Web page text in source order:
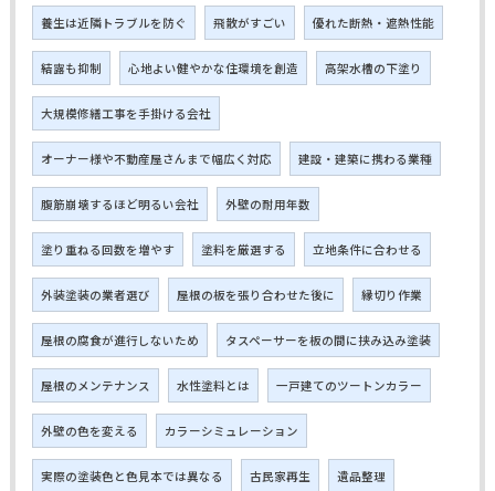
養生は近隣トラブルを防ぐ 飛散がすごい 優れた断熱・遮熱性能
結露も抑制 心地よい健やかな住環境を創造 高架水槽の下塗り
大規模修繕工事を手掛ける会社
オーナー様や不動産屋さんまで幅広く対応 建設・建築に携わる業種
腹筋崩壊するほど明るい会社 外壁の耐用年数
塗り重ねる回数を増やす 塗料を厳選する 立地条件に合わせる
外装塗装の業者選び 屋根の板を張り合わせた後に 縁切り作業
屋根の腐食が進行しないため タスペーサーを板の間に挟み込み塗装
屋根のメンテナンス 水性塗料とは 一戸建てのツートンカラー
外壁の色を変える カラーシミュレーション
実際の塗装色と色見本では異なる 古民家再生 遺品整理